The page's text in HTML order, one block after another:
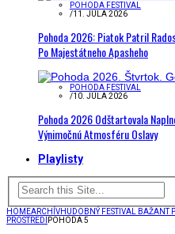
POHODA FESTIVAL
/11. JÚLA 2026
Pohoda 2026: Piatok Patril
Po Majestátneho Apasheho
POHODA FESTIVAL
/10. JÚLA 2026
Pohoda 2026 Odštartovala
Výnimočnú Atmosféru Oslavy
Playlisty
HOMEARCHÍVHUDOBNÝ FESTIVAL BAŽANT
PROSTREDÍ POHODA 5